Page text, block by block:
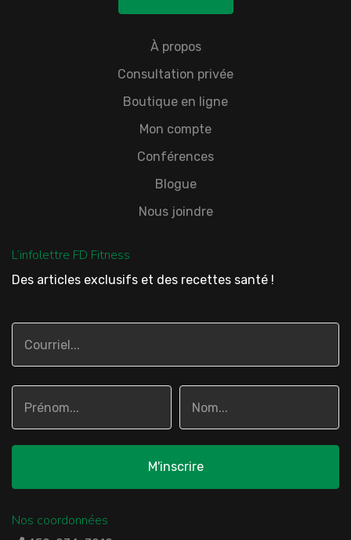
À propos
Consultation privée
Boutique en ligne
Mon compte
Conférences
Blogue
Nous joindre
L’infolettre FD Fitness
Des articles exclusifs et des recettes santé !
Nos coordonnées